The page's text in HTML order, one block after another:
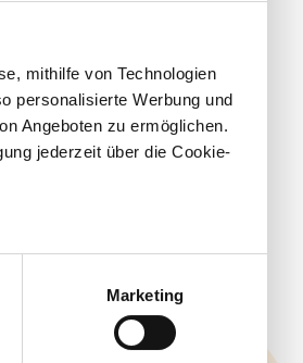
mithilfe von Technologien
personalisierte Werbung und
Angeboten zu ermöglichen.
jederzeit über die Cookie-
sein können
Präferenzen imAbschnitt
Marketing